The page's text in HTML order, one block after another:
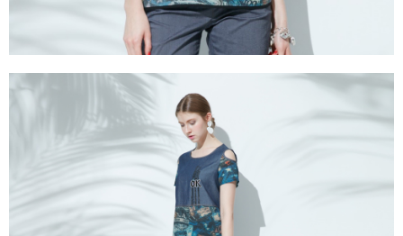
2.基於同意付款使用「大哥付你分期」之契約關係目的，商店將以您的個人
資料（包含姓名、電話或地址）提供予台灣大哥大進項蒐集、處理及利用，
由本公司與您本人進行分期帳單所需資料之確認、核對及更正。
3.完整用戶服務條款，請詳閱以下連結：https://oppay.tw/userRule
※ 交易是否成功請以「AFTEE先享後付 」之結帳頁面顯示為準，若有關於
是否繳費成功／繳費後需取消欲退款等相關疑問，請聯繫「AFTEE先享後付
https://netprotections.freshdesk.com/support/home
１．透過由恩沛科技股份有限公司提供之「AFTEE先享後付」服務完成之交
易，需依本服務之必要範圍內提供個人資料，並將交易相關給付款項請求債
權轉讓予恩沛科技股份有限公司。
２．關於個人資料處理事宜，請瀏覽以下網址：
https://aftee.tw/terms/#terms3
３．未成年的使用者請事先徵得法定代理人或監護人之同意方可使用
「AFTEE先享後付」，若未經同意申辦者引起之損失，本公司不負相關責
４．使用「AFTEE先享後付」時，將依據個別帳號之用戶狀況，依本公司即